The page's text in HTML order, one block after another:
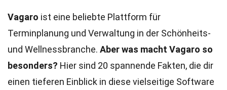
Vagaro ist eine beliebte Plattform für
Terminplanung und Verwaltung in der Schönheits-
und Wellnessbranche. Aber was macht Vagaro so
besonders? Hier sind 20 spannende Fakten, die dir
einen tieferen Einblick in diese vielseitige Software